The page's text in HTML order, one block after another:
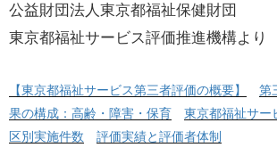
公益財団法人東京都福祉保健財団
東京都福祉サービス評価推進機構より
【東京都福祉サービス第三者評価の概要】
第
果の構成：高齢・障害・保育
東京都福祉サー
区別実施件数
評価実績と評価者体制